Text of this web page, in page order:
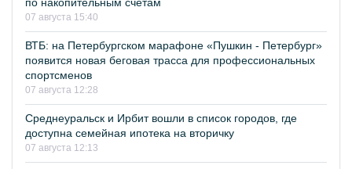
07 августа 15:40
ВТБ: на Петербургском марафоне «Пушкин - Петербург»
появится новая беговая трасса для профессиональных
спортсменов
07 августа 12:28
Среднеуральск и Ирбит вошли в список городов, где
доступна семейная ипотека на вторичку
07 августа 12:13